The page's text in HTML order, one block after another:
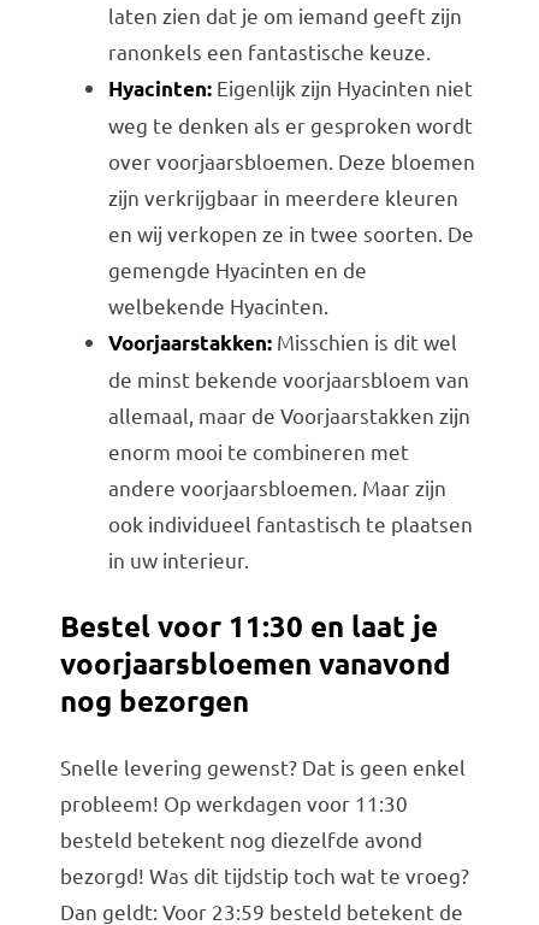
laten zien dat je om iemand geeft zijn
ranonkels een fantastische keuze.
Hyacinten:Eigenlijk zijn Hyacinten niet
weg te denken als er gesproken wordt
over voorjaarsbloemen. Deze bloemen
zijn verkrijgbaar in meerdere kleuren
en wij verkopen ze in twee soorten. De
gemengde Hyacinten en de
welbekende Hyacinten.
Voorjaarstakken:Misschien is dit wel
de minst bekende voorjaarsbloem van
allemaal, maar de Voorjaarstakken zijn
enorm mooi te combineren met
andere voorjaarsbloemen. Maar zijn
ook individueel fantastisch te plaatsen
in uw interieur.
Bestel voor 11:30 en laat je
voorjaarsbloemen vanavond
nog bezorgen
Snelle levering gewenst? Dat is geen enkel
probleem! Op werkdagen voor 11:30
besteld betekent nog diezelfde avond
bezorgd! Was dit tijdstip toch wat te vroeg?
Dan geldt: Voor 23:59 besteld betekent de